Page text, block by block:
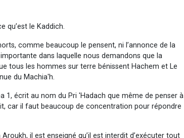
qu’est le Kaddich.
comme beaucoup le pensent, ni l’annonce de la
dans laquelle nous demandons que la
tous les hommes sur terre bénissent Hachem et Le
du Machia'h.
1, écrit au nom du Pri 'Hadach que même de penser à
car il faut beaucoup de concentration pour répondre
il est enseigné qu’il est interdit d’exécuter tout